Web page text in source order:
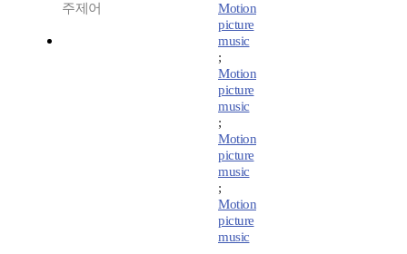
주제어
Motion
picture
music
;
Motion
picture
music
;
Motion
picture
music
;
Motion
picture
music